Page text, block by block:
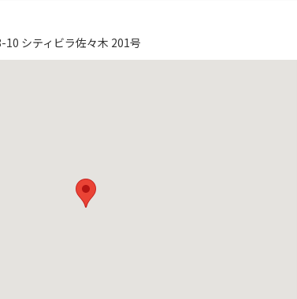
シティビラ佐々木 201号